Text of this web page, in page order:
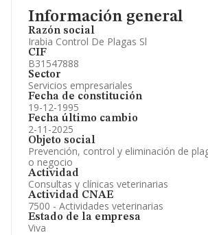
Información general
Razón social
Irabia Control De Plagas Sl
CIF
B31547888
Sector
Servicios empresariales
Fecha de constitución
19-12-1995
Fecha último cambio
2-11-2025
Objeto social
Prevención, control y eliminación de
o negocio
Actividad
Consultas y clínicas veterinarias
Actividad CNAE
7500 - Actividades veterinarias
Estado de la empresa
Viva